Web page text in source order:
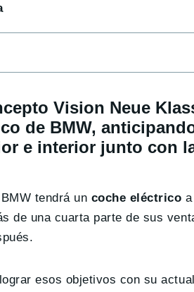
Vision Neue
de BMW,
e interior junto con
tendrá un coche eléctrico
de una cuarta parte de sus
esos objetivos con su